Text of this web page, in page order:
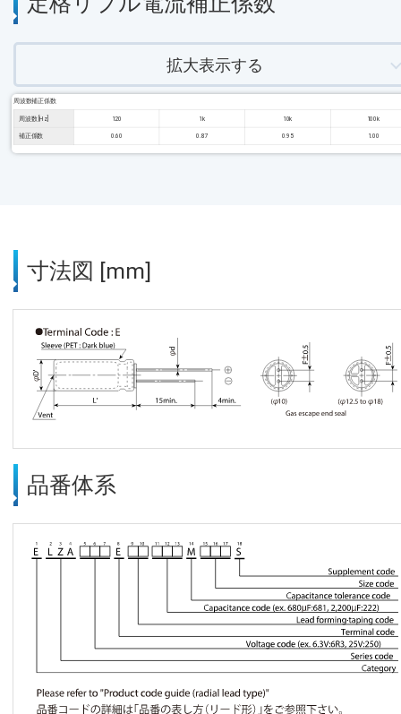
拡大表示する
周波数補正係数
周波数 [Hz] 120 1k 10k 100k
補正係数 0.60 0.87 0.95 1.00
寸法図 [mm]
品番体系